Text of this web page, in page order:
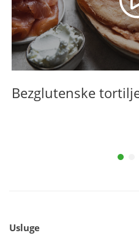
Bezglutenske
Usluge